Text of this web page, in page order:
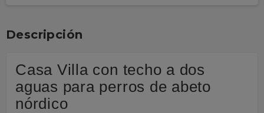
Descripción
Casa Villa con techo a dos
aguas para perros de abeto
nórdico